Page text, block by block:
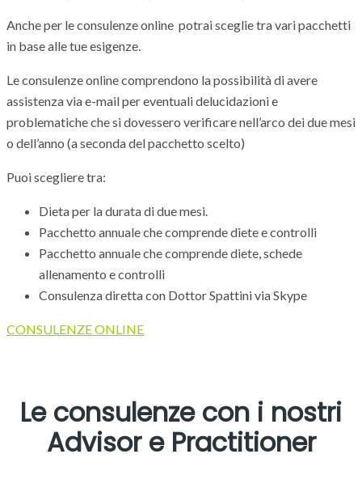
Anche per le consulenze online potrai sceglie tra vari pacchetti
in base alle tue esigenze.
Le consulenze online comprendono la possibilità di avere
assistenza via e-mail per eventuali delucidazioni e
problematiche che si dovessero verificare nell’arco dei due mesi
o dell’anno (a seconda del pacchetto scelto)
Puoi scegliere tra:
Dieta per la durata di due mesi.
Pacchetto annuale che comprende diete e controlli
Pacchetto annuale che comprende diete, schede
allenamento e controlli
Consulenza diretta con Dottor Spattini via Skype
CONSULENZE ONLINE
Le consulenze con i nostri
Advisor e Practitioner